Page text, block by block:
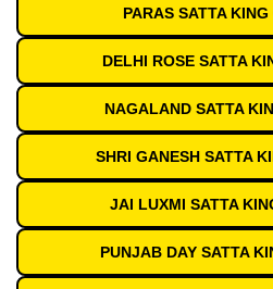
PARAS SATTA
DELHI ROSE SATTA
NAGALAND SATTA
SHRI GANESH SATTA
JAI LUXMI SATTA
PUNJAB DAY SATTA